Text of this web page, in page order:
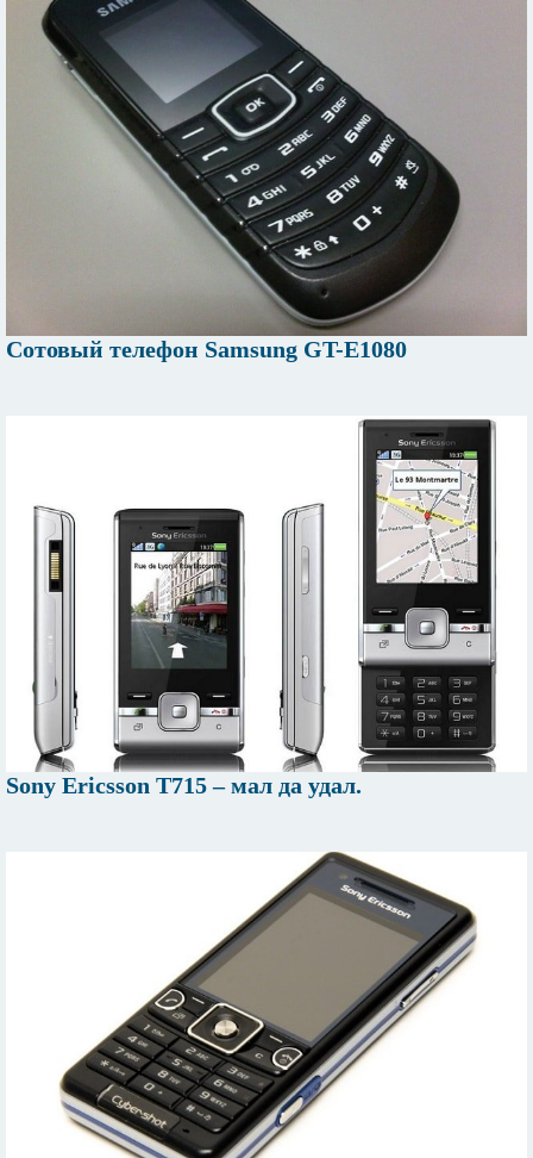
Сотовый телефон Samsung GT-E1080
Sony Ericsson T715 – мал да удал.